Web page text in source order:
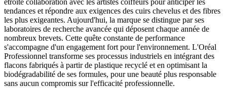
étroite collaboration avec les artistes coiffeurs pour anticiper les
tendances et répondre aux exigences des cuirs chevelus et des fibres
les plus exigeantes. Aujourd'hui, la marque se distingue par ses
laboratoires de recherche avancée qui déposent chaque année de
nombreux brevets. Cette quête constante de performance
s'accompagne d'un engagement fort pour l'environnement. L'Oréal
Professionnel transforme ses processus industriels en intégrant des
flacons fabriqués à partir de plastique recyclé et en optimisant la
biodégradabilité de ses formules, pour une beauté plus responsable
sans aucun compromis sur l'efficacité professionnelle.